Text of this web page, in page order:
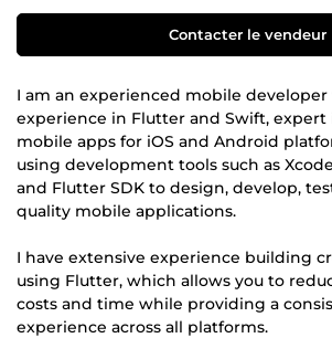
Contacter le vendeur
I am an experienced mobile developer
experience in Flutter and Swift,
mobile apps for iOS and Android
using development tools such as
and Flutter SDK to design, develop,
quality mobile applications.
I have extensive experience building
using Flutter, which allows you to
costs and time while providing a
experience across all platforms.